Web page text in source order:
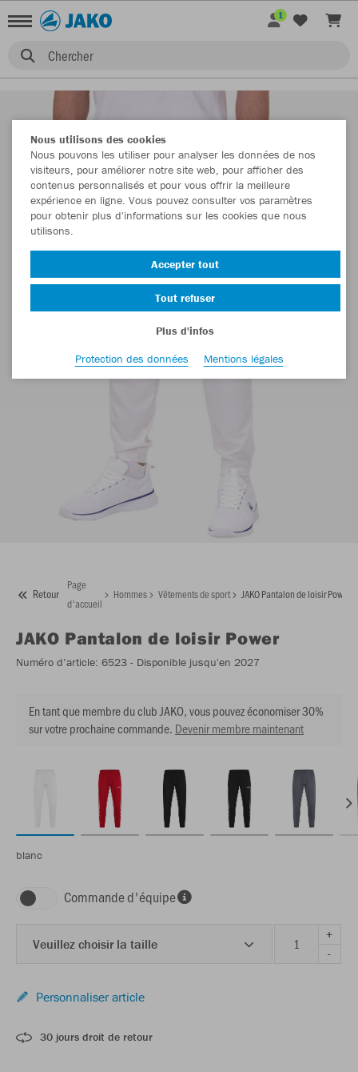
Chercher
1
Retour
Page
d'accueil
Hommes Vêtements de sport JAKO Pantalon de loisir Power
JAKO Pantalon de loisir Power
Numéro d’article: 6523 - Disponible jusqu'en 2027
En tant que membre du club JAKO, vous pouvez économiser 30%
sur votre prochaine commande. Devenir membre maintenant
blanc
Commande d'équipe
Veuillez choisir la taille
+
-
Personnaliser article
30 jours droit de retour
Nous utilisons des cookies
Nous pouvons les utiliser pour analyser les données de nos
visiteurs, pour améliorer notre site web, pour afficher des
contenus personnalisés et pour vous offrir la meilleure
expérience en ligne. Vous pouvez consulter vos paramètres
pour obtenir plus d'informations sur les cookies que nous
utilisons.
Accepter tout
Tout refuser
Plus d'infos
Protection des données
Mentions légales